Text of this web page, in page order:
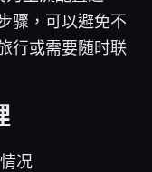
骤，可以避免不
行或需要随时联
况